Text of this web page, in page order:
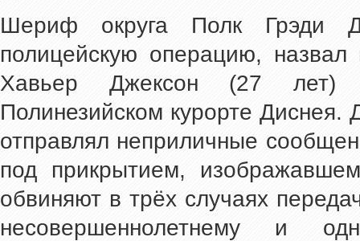
Шериф округа Полк Грэди
полицейскую операцию,
Хавьер Джексон (27 лет)
Полинезийском курорте Диснея.
отправлял неприличные
под прикрытием,
обвиняют в трёх случаях
несовершеннолетнему и